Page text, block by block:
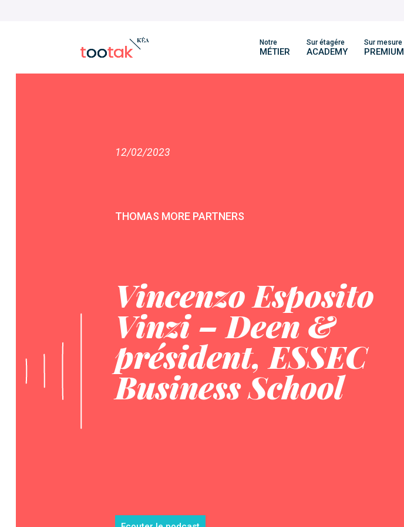
Notre
MÉTIER
Sur étagére
ACADEMY
Sur mesure
PREMIUM
12/02/2023
THOMAS MORE PARTNERS
Vincenzo Esposito
Vinzi – Deen &
président, ESSEC
Business School